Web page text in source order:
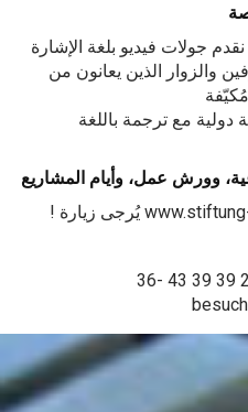
جولات فيديو بلغة الإشارة
والزوار الذين يعانون من
دولية مع ترجمة باللغة
وورش عمل، وأيام المشاريع